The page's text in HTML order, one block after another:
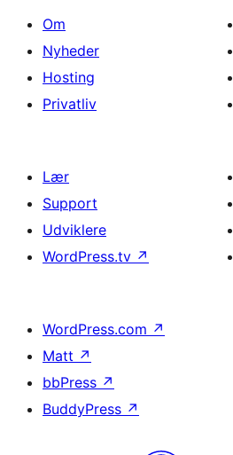
Om
Nyheder
Hosting
Privatliv
Lær
Support
Udviklere
WordPress.tv ↗
WordPress.com ↗
Matt ↗
bbPress ↗
BuddyPress ↗